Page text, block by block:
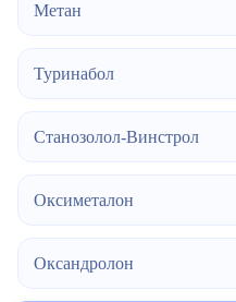
Метан
Туринабол
Станозолол-Винстрол
Оксиметалон
Оксандролон